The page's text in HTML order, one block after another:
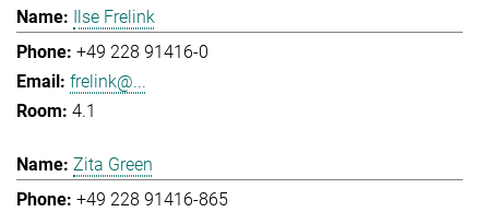
Ilse Frelink
+49 228 91416-0
frelink@...
4.1
Zita Green
+49 228 91416-865